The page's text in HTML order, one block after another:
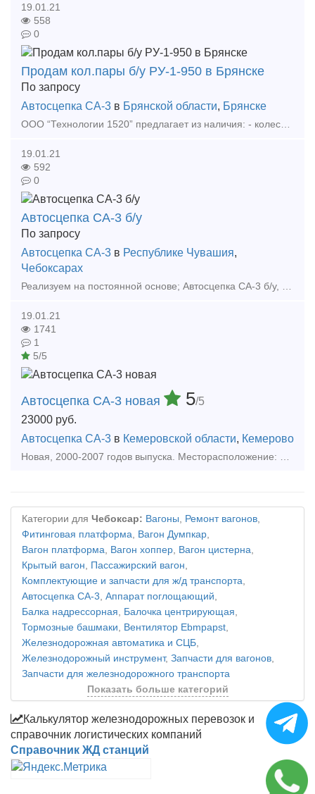
19.01.21
558
0
Продам кол.пары б/у РУ-1-950 в Брянске
По запросу
Автосцепка СА-3 в Брянской области, Брянске
ООО “Технологии 1520” предлагает из наличия: - колесные пары на грузовой буксе с толщиной обода 30-75мм (освид. и неосвид.) - колесные пары на пассажирской буксе для рефвагонов с толщино
19.01.21
592
0
Автосцепка СА-3 б/у
По запросу
Автосцепка СА-3 в Республике Чувашия,
Чебоксарах
19.01.21
1741
1
5/5
Автосцепка СА-3 новая 5/5
23000 руб.
Автосцепка СА-3 в Кемеровской области, Кемерово
Категории для Чебоксар: Вагоны, Ремонт вагонов,
Фитинговая платформа, Вагон Думпкар,
Вагон платформа, Вагон хоппер, Вагон цистерна,
Крытый вагон, Пассажирский вагон,
Комплектующие и запчасти для ж/д транспорта,
Автосцепка СА-3, Аппарат поглощающий,
Балка надрессорная, Балочка центрирующая,
Тормозные башмаки, Вентилятор Ebmpapst,
Железнодорожная автоматика и СЦБ,
Железнодорожный инструмент, Запчасти для вагонов,
Запчасти для железнодорожного транспорта
Показать больше категорий
Калькулятор железнодорожных перевозок и
справочник логистических компаний
Справочник ЖД станций